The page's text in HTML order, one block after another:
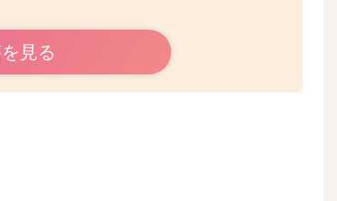
います。
みると、
見る